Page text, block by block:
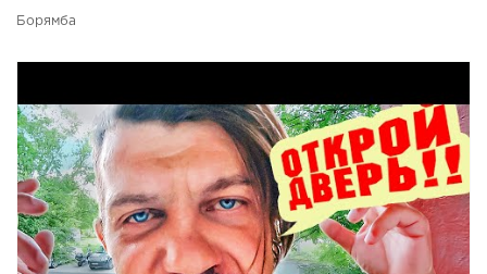
Борямба